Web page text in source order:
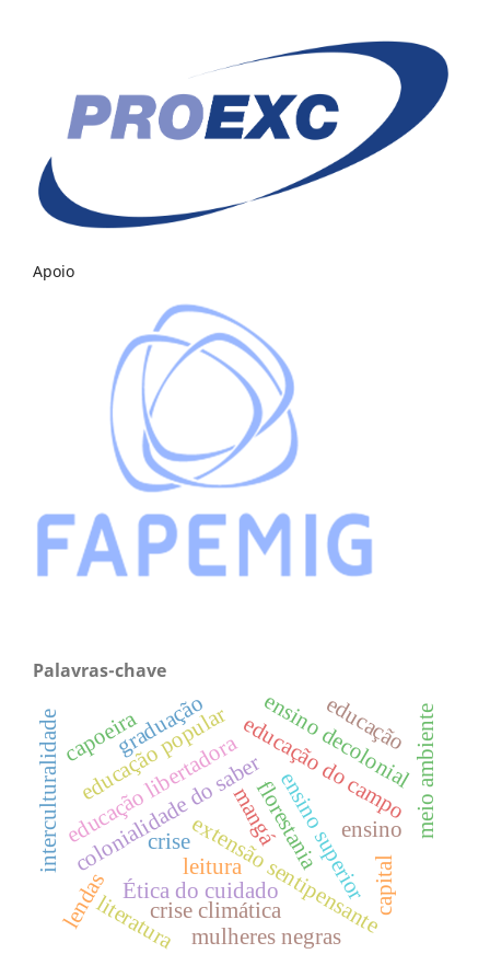
Apoio
Palavras-chave
extensão sentipensante
colonialidade do saber
educação libertadoraflorestania
Ética do cuidado
educação do campo
interculturalidade ensino superior
educação popular
crise climática
crise
capital
meio ambiente
ensino decolonial
ensino
graduação
literatura
educação
mulheres negras
mangá
leitura
capoeira
lendas